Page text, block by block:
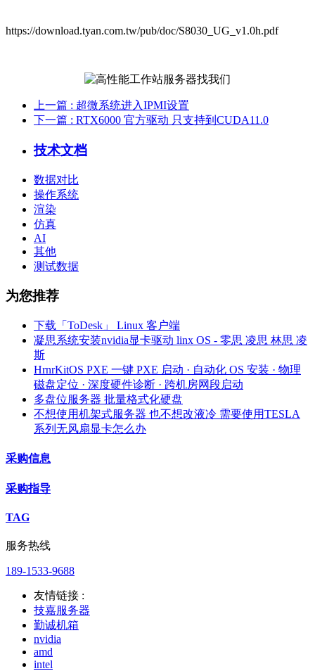
https://download.tyan.com.tw/pub/doc/S8030_UG_v1.0h.pdf
上一篇 : 超微系统进入IPMI设置
下一篇 : RTX6000 官方驱动 只支持到CUDA11.0
技术文档
数据对比
操作系统
渲染
仿真
AI
其他
测试数据
为您推荐
下载「ToDesk」 Linux 客户端
凝思系统安装nvidia显卡驱动 linx OS - 零思 凌思 林思 凌
斯
HrnrKitOS PXE 一键 PXE 启动 · 自动化 OS 安装 · 物理
磁盘定位 · 深度硬件诊断 · 跨机房网段启动
多盘位服务器 批量格式化硬盘
不想使用机架式服务器 也不想改液冷 需要使用TESLA
系列无风扇显卡怎么办
采购信息
采购指导
TAG
服务热线
189-1533-9688
友情链接 :
技嘉服务器
勤诚机箱
nvidia
amd
intel